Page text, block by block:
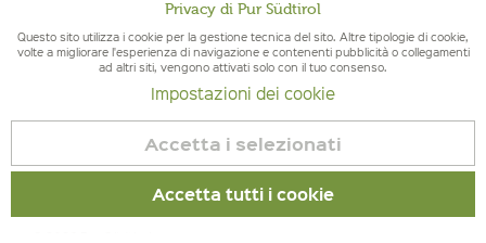
QUALITÀ DELL'ALTO ADIGE - ORIGINE ALTOATESINA E QUALITÁ
CONTROLLATA
Tracciamento
Non
Privacy di Pur Südtirol
Questo sito utilizza i cookie per la gestione tecnica del sito. Altre tipologie di cookie,
volte a migliorare l'esperienza di navigazione e contenenti pubblicità o collegamenti
ad altri siti, vengono attivati solo con il tuo consenso.
Impostazioni dei cookie
Accetta i selezionati
Accetta tutti i cookie